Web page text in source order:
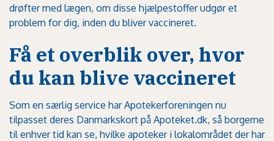
drøfter med lægen, om disse hjælpestoffer udgør et
problem for dig, inden du bliver vaccineret.
Få et overblik over, hvor
du kan blive vaccineret
Som en særlig service har Apotekerforeningen nu
tilpasset deres Danmarkskort på Apoteket.dk, så borgerne
til enhver tid kan se, hvilke apoteker i lokalområdet der har